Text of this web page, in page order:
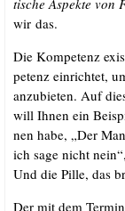
ti­sche Aspek­te von
wir das.
Die Kom­pe­tenz
pe­tenz ein­rich­tet,
anzu­bie­ten. Auf
will Ihnen ein
nen habe, „Der
ich sage nicht
Und die Pil­le, das
Der mit dem